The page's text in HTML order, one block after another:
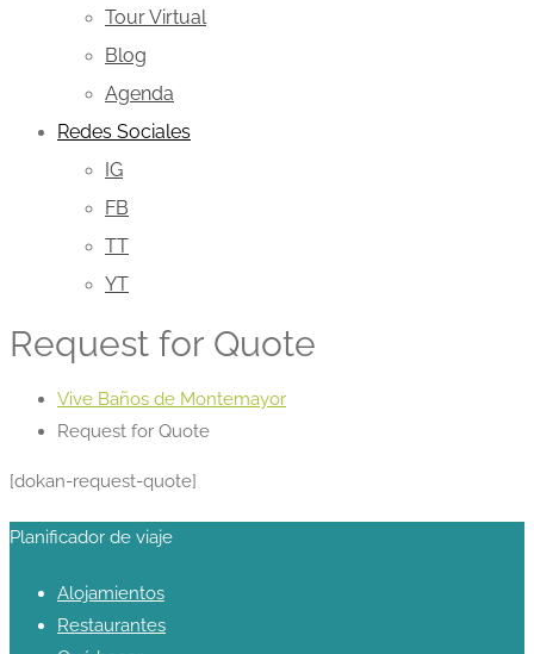
Tour Virtual
Blog
Agenda
Redes Sociales
IG
FB
TT
YT
Request for Quote
Vive Baños de Montemayor
Request for Quote
[dokan-request-quote]
Planificador de viaje
Alojamientos
Restaurantes